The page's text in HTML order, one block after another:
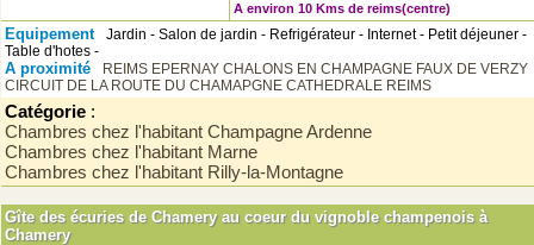
A environ 10 Kms de reims(centre)
Equipement
Jardin - Salon de jardin - Refrigérateur - Internet - Petit déjeuner -
Table d'hotes -
A proximité REIMS EPERNAY CHALONS EN CHAMPAGNE FAUX DE VERZY
CIRCUIT DE LA ROUTE DU CHAMAPGNE CATHEDRALE REIMS
Catégorie :
Chambres chez l'habitant Champagne Ardenne
Chambres chez l'habitant Marne
Chambres chez l'habitant Rilly-la-Montagne
Gîte des écuries de Chamery au coeur du vignoble champenois à
Chamery